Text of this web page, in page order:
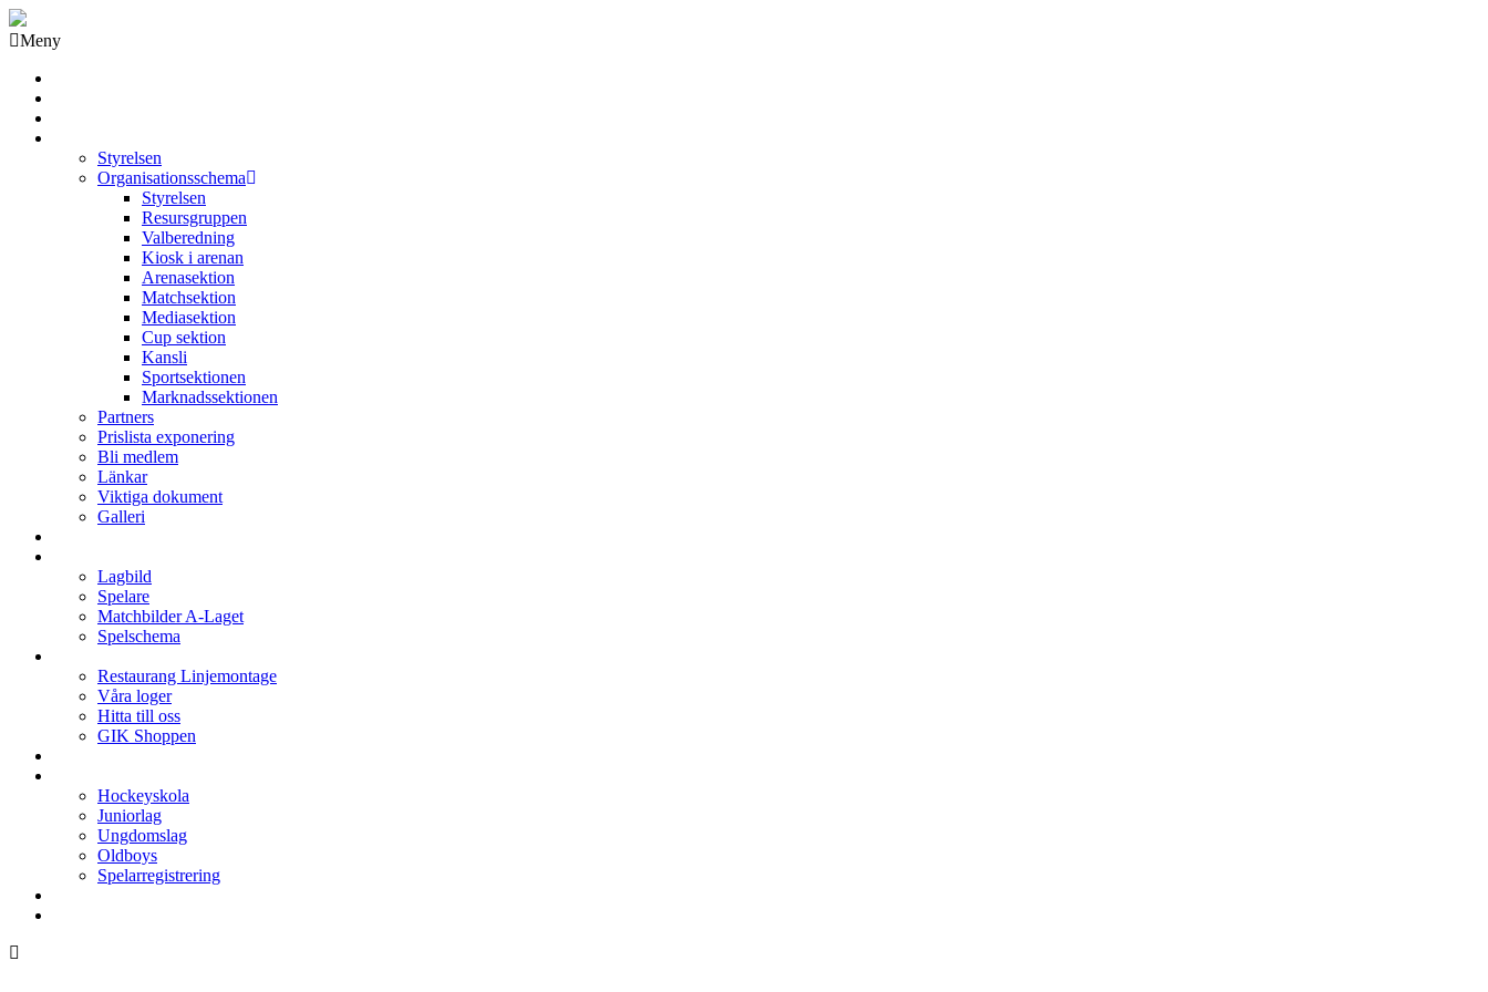
Meny
Styrelsen
Organisationsschema
Styrelsen
Resursgruppen
Valberedning
Kiosk i arenan
Arenasektion
Matchsektion
Mediasektion
Cup sektion
Kansli
Sportsektionen
Marknadssektionen
Partners
Prislista exponering
Bli medlem
Länkar
Viktiga dokument
Galleri
Lagbild
Spelare
Matchbilder A-Laget
Spelschema
Restaurang Linjemontage
Våra loger
Hitta till oss
GIK Shoppen
Hockeyskola
Juniorlag
Ungdomslag
Oldboys
Spelarregistrering